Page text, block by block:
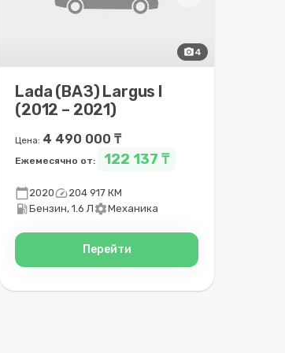
photo_camera4
Lada (ВАЗ) Largus I
(2012 – 2021)
Цена: 4 490 000 ₸
Ежемесячно от: 122 137 ₸
calendar_today2020speed204 917 КМ
local_gas_stationБензин, 1.6 Л settingsМеханика
Перейти